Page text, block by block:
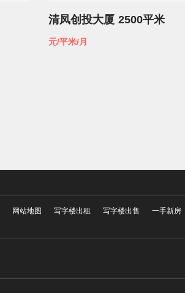
清凤创投大厦 2500平米
元/平米/月
网站地图 写字楼出租 写字楼出售 一手新房